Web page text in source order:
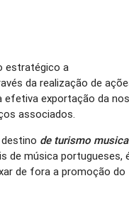
estratégico a
da realização de
efetiva exportação da
associados.
de turismo
de música portugueses,
de fora a promoção do